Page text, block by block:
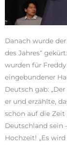
Danach wurde
des Jahres“
wurden für
eingebundener
Deutsch gab:
er und erzählte,
schon auf die
Deutschland sein
Hochzeit! „Es